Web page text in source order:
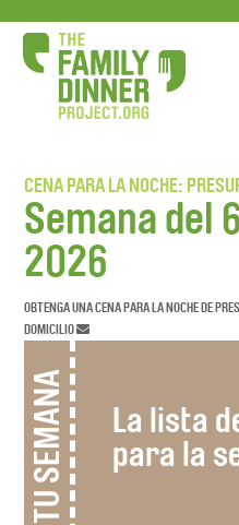
CENA PARA LA NOCHE:
Semana del
2026
OBTENGA UNA CENA PARA LA NOCHE DE
DOMICILIO
TU SEMANA
La lista
para la